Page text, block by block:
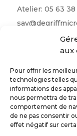
aux
Pour offrir les
technologies telles
informations des
nous permettra de
comportement de
de ne pas consentir
effet négatif sur
Atelier: 05 63 38
16 Avenue de
Suivez-nous